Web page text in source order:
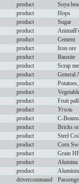
product
Soya
product
Hops
product
Sugar
product
product
Cement
product
Iron ore
product
Bauxite
product
Scrap
product
General
product
product
product
Fruit
product
Уголь
product
C-
product
Bricks
product
Steel
product
Corn
product
Grain
product
Alumina
product
drivercommand